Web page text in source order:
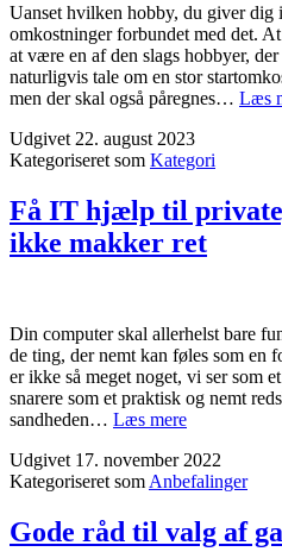
Uanset hvilken hobby, du giver
omkostninger forbundet med det.
at være en af den slags hobbyer,
naturligvis tale om en stor
men der skal også påregnes… Læs
Udgivet 22. august 2023
Kategoriseret som Kategori
Få IT hjælp til
ikke makker ret
Din computer skal allerhelst bare
de ting, der nemt kan føles som en
er ikke så meget noget, vi ser som
snarere som et praktisk og nemt
sandheden… Læs mereFå
hjælp
til
når
computeren
Udgivet 17. november 2022
Kategoriseret som Anbefalinger
Gode råd til valg af